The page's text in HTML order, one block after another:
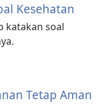
Kesehatan
katakan soal
Tetap Aman